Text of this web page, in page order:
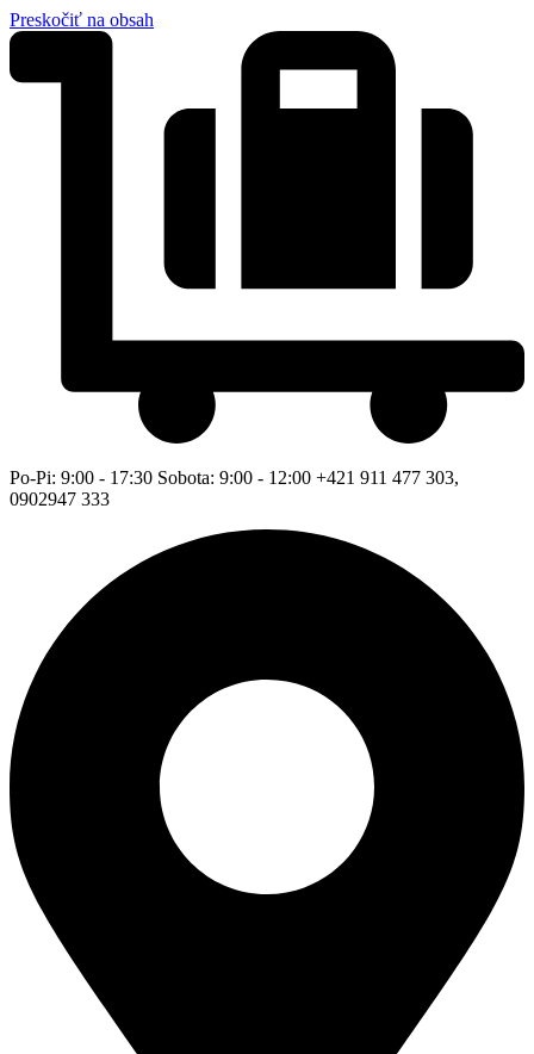
Preskočiť na obsah
Po-Pi: 9:00 - 17:30 Sobota: 9:00 - 12:00 +421 911 477 303,
0902947 333